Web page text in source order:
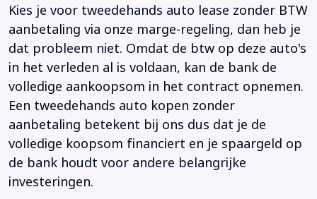
Kies je voor tweedehands auto lease zonder BTW
aanbetaling via onze marge-regeling, dan heb je
dat probleem niet. Omdat de btw op deze auto's
in het verleden al is voldaan, kan de bank de
volledige aankoopsom in het contract opnemen.
Een tweedehands auto kopen zonder
aanbetaling betekent bij ons dus dat je de
volledige koopsom financiert en je spaargeld op
de bank houdt voor andere belangrijke
investeringen.